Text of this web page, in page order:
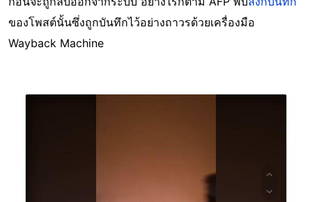
ของโพสต์นั้นซึ่งถูกบันทึกไว้อย่างถาวรด้วยเครื่องมือ
Wayback Machine
Image